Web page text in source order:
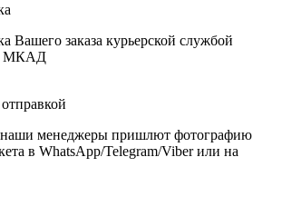
Вашего заказа курьерской службой
МКАД
менеджеры пришлют фотографию
в WhatsApp/Telegram/Viber или на